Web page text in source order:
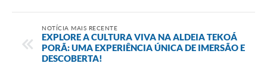
NOTÍCIA MAIS RECENTE
EXPLORE A CULTURA VIVA NA ALDEIA TEKOÁ
PORÃ: UMA EXPERIÊNCIA ÚNICA DE IMERSÃO E
DESCOBERTA!